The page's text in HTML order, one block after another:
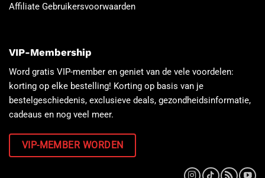
Affiliate Gebruikersvoorwaarden
VIP-Membership
Word gratis VIP-member en geniet van de vele voordelen:
korting op elke bestelling! Korting op basis van je
bestelgeschiedenis, exclusieve deals, gezondheidsinformatie,
cadeaus en nog veel meer.
VIP-MEMBER WORDEN